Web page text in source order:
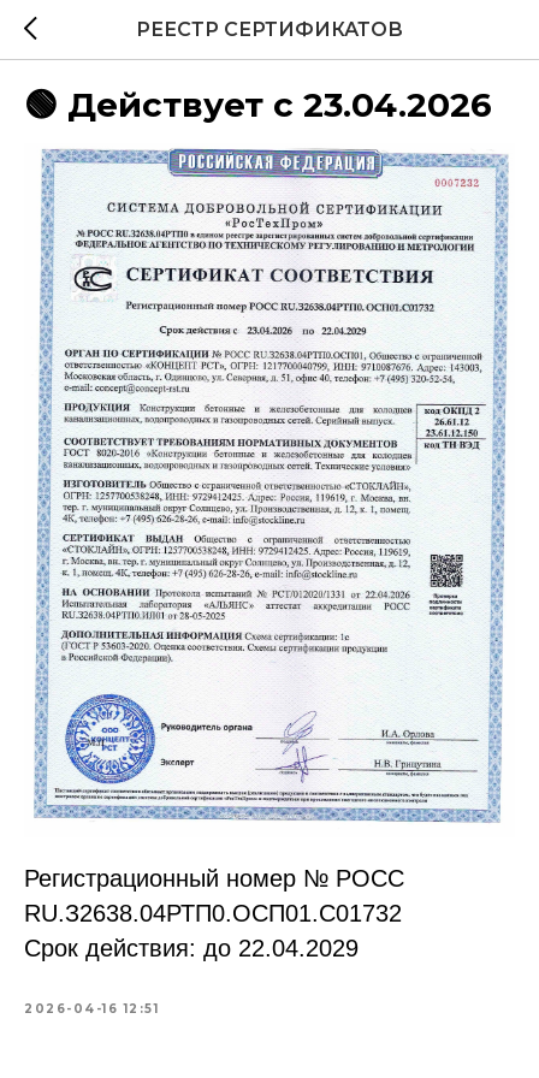
РЕЕСТР СЕРТИФИКАТОВ
🟢 Действует с 23.04.2026
Регистрационный номер № РОСС
RU.З2638.04РТП0.OCП01.С01732
Срок действия: до 22.04.2029
2026-04-16 12:51